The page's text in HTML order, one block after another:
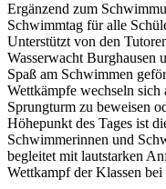
Ergänzend zum
Schwimmtag für alle
Unterstützt von den
Wasserwacht Burghausen
Spaß am Schwimmen
Wettkämpfe wechseln
Sprungturm zu beweisen
Höhepunkt des Tages ist
Schwimmerinnen und
begleitet mit lautstarken
Wettkampf der Klassen